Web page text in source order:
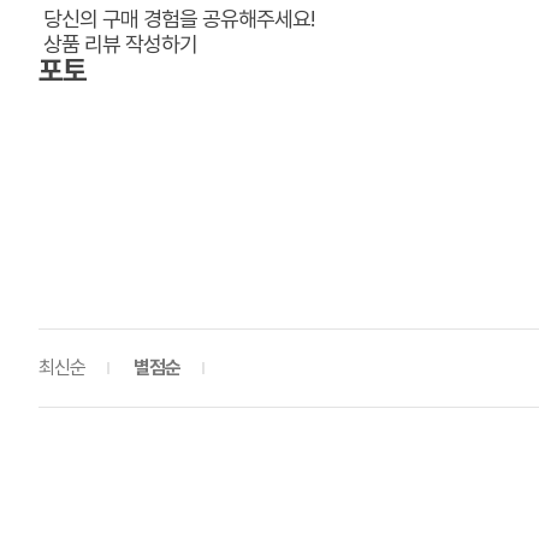
당신의 구매 경험을 공유해주세요!
상품 리뷰 작성하기
포토
최신순 별점순